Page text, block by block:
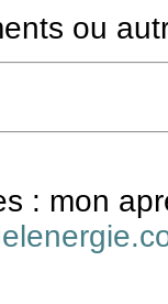
ou
: mon